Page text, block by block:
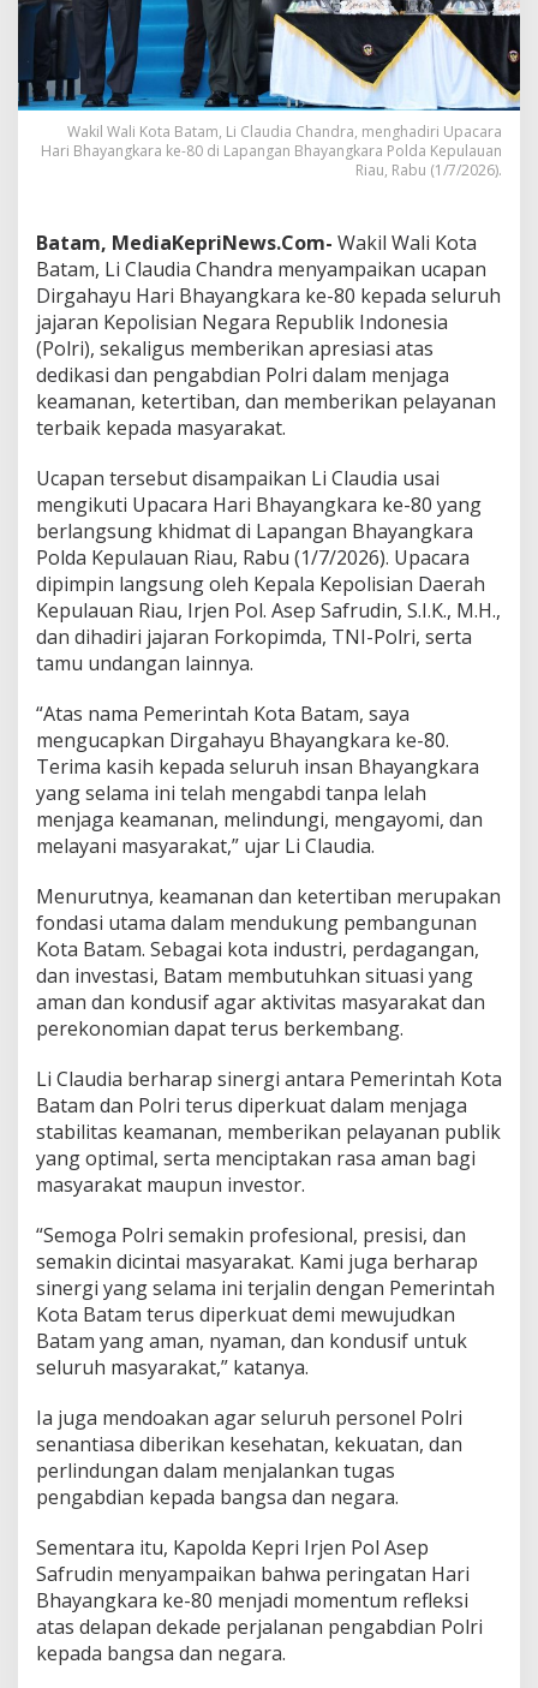
s
i
e
n
a
n
P
o
l
,
M
i
a
S
t
r
a
e
g
i
J
a
g
a
B
a
a
A
m
a
n
d
a
n
o
n
d
u
s
i
f
Wakil Wali Kota Batam, Li Claudia Chandra, menghadiri Upacara
Hari Bhayangkara ke-80 di Lapangan Bhayangkara Polda Kepulauan
Riau, Rabu (1/7/2026).
Batam, MediaKepriNews.Com- Wakil Wali Kota
Batam, Li Claudia Chandra menyampaikan ucapan
Dirgahayu Hari Bhayangkara ke-80 kepada seluruh
jajaran Kepolisian Negara Republik Indonesia
(Polri), sekaligus memberikan apresiasi atas
dedikasi dan pengabdian Polri dalam menjaga
keamanan, ketertiban, dan memberikan pelayanan
terbaik kepada masyarakat.
Ucapan tersebut disampaikan Li Claudia usai
mengikuti Upacara Hari Bhayangkara ke-80 yang
berlangsung khidmat di Lapangan Bhayangkara
Polda Kepulauan Riau, Rabu (1/7/2026). Upacara
dipimpin langsung oleh Kepala Kepolisian Daerah
Kepulauan Riau, Irjen Pol. Asep Safrudin, S.I.K., M.H.,
dan dihadiri jajaran Forkopimda, TNI-Polri, serta
tamu undangan lainnya.
“Atas nama Pemerintah Kota Batam, saya
mengucapkan Dirgahayu Bhayangkara ke-80.
Terima kasih kepada seluruh insan Bhayangkara
yang selama ini telah mengabdi tanpa lelah
menjaga keamanan, melindungi, mengayomi, dan
melayani masyarakat,” ujar Li Claudia.
Menurutnya, keamanan dan ketertiban merupakan
fondasi utama dalam mendukung pembangunan
Kota Batam. Sebagai kota industri, perdagangan,
dan investasi, Batam membutuhkan situasi yang
aman dan kondusif agar aktivitas masyarakat dan
perekonomian dapat terus berkembang.
Li Claudia berharap sinergi antara Pemerintah Kota
Batam dan Polri terus diperkuat dalam menjaga
stabilitas keamanan, memberikan pelayanan publik
yang optimal, serta menciptakan rasa aman bagi
masyarakat maupun investor.
“Semoga Polri semakin profesional, presisi, dan
semakin dicintai masyarakat. Kami juga berharap
sinergi yang selama ini terjalin dengan Pemerintah
Kota Batam terus diperkuat demi mewujudkan
Batam yang aman, nyaman, dan kondusif untuk
seluruh masyarakat,” katanya.
Ia juga mendoakan agar seluruh personel Polri
senantiasa diberikan kesehatan, kekuatan, dan
perlindungan dalam menjalankan tugas
pengabdian kepada bangsa dan negara.
Sementara itu, Kapolda Kepri Irjen Pol Asep
Safrudin menyampaikan bahwa peringatan Hari
Bhayangkara ke-80 menjadi momentum refleksi
atas delapan dekade perjalanan pengabdian Polri
kepada bangsa dan negara.